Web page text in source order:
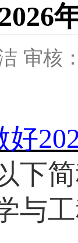
审核
好
下
与